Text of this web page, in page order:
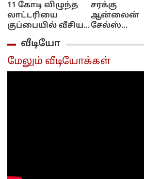
11 கோடி விழுந்த
லாட்டரியை
குப்பையில் வீசிய
பெண்!..
அவசரப்பட்டீங்களே
ஆண்ட்டி!...
சரக்கு
ஆன்லைன்
சேல்ஸ்
புக்கிங்
மட்டும்தான்!..
அமைச்சர்
வீடியோ
மேலும் வீடியோக்கள்